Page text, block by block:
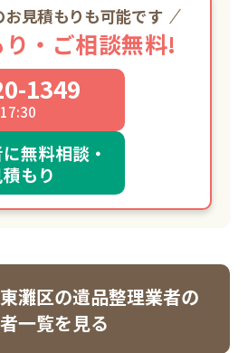
お見積もりも可能です
・ご相談無料!
1349
無料相談・
もり
灘区の遺品整理業者の
一覧を見る